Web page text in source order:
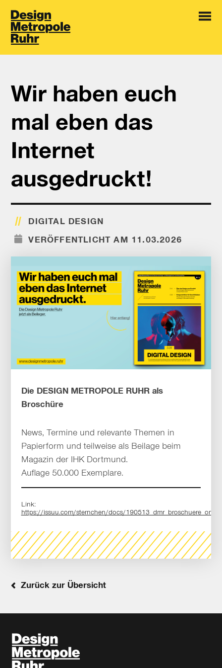
Wir haben euch
mal eben das
Internet
ausgedruckt!
DIGITAL DESIGN
VERÖFFENTLICHT AM 11.03.2026
Die DESIGN METROPOLE RUHR als
Broschüre
News, Termine und relevante Themen in
Papierform und teilweise als Beilage beim
Magazin der IHK Dortmund.
Auflage 50.000 Exemplare.
Link:
https://issuu.com/sternchen/docs/
Zurück zur Übersicht